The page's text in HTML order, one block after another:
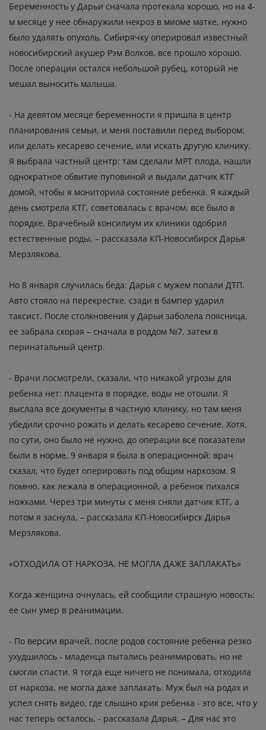
Беременность у Дарьи сначала протекала хорошо, но на 4-
м месяце у нее обнаружили некроз в миоме матке, нужно
было удалять опухоль. Сибирячку оперировал известный
новосибирский акушер Рэм Волков, все прошло хорошо.
После операции остался небольшой рубец, который не
мешал выносить малыша.
- На девятом месяце беременности я пришла в центр
планирования семьи, и меня поставили перед выбором:
или делать кесарево сечение, или искать другую клинику.
Я выбрала частный центр: там сделали МРТ плода, нашли
однократное обвитие пуповиной и выдали датчик КТГ
домой, чтобы я мониторила состояние ребенка. Я каждый
день смотрела КТГ, советовалась с врачом, все было в
порядке. Врачебный консилиум их клиники одобрил
естественные роды, – рассказала КП-Новосибирск Дарья
Мерзлякова.
Но 8 января случилась беда: Дарья с мужем попали ДТП.
Авто стояло на перекрестке, сзади в бампер ударил
таксист. После столкновения у Дарьи заболела поясница,
ее забрала скорая – сначала в роддом №7, затем в
перинатальный центр.
- Врачи посмотрели, сказали, что никакой угрозы для
ребенка нет: плацента в порядке, воды не отошли. Я
выслала все документы в частную клинику, но там меня
убедили срочно рожать и делать кесарево сечение. Хотя,
по сути, оно было не нужно, до операции все показатели
были в норме. 9 января я была в операционной: врач
сказал, что будет оперировать под общим наркозом. Я
помню, как лежала в операционной, а ребенок пихался
ножками. Через три минуты с меня сняли датчик КТГ, а
потом я заснула, – рассказала КП-Новосибирск Дарья
Мерзлякова.
«ОТХОДИЛА ОТ НАРКОЗА, НЕ МОГЛА ДАЖЕ ЗАПЛАКАТЬ»
Когда женщина очнулась, ей сообщили страшную новость:
ее сын умер в реанимации.
- По версии врачей, после родов состояние ребенка резко
ухудшилось - младенца пытались реанимировать, но не
смогли спасти. Я тогда еще ничего не понимала, отходила
от наркоза, не могла даже заплакать. Муж был на родах и
успел снять видео, где слышно крик ребенка - это все, что у
нас теперь осталось, - рассказала Дарья. – Для нас это